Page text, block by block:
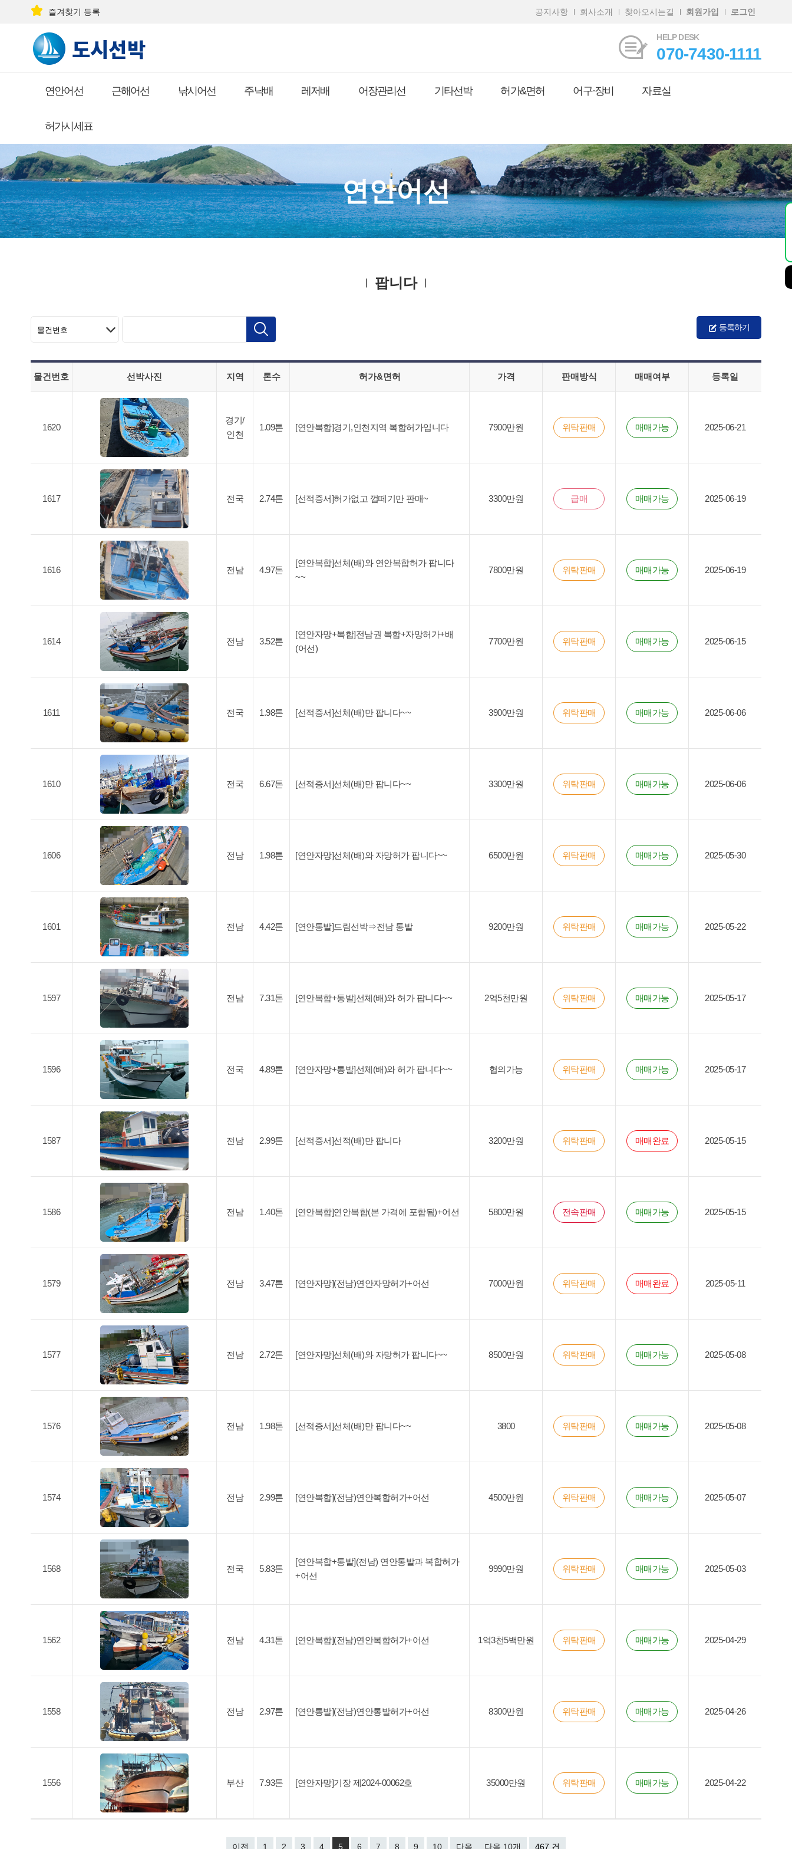
즐겨찾기 등록 공지사항 회사소개 찾아오시는길 회원가입 로그인
HELP DESK
070-7430-1111
연안어선 근해어선 낚시어선 주낙배 레저배 어장관리선 기타선박 허가&면허 어구·장비 자료실
허가시세표
연안어선
팝니다
등록하기
물건번호 선박사진 지역 톤수 허가&면허 가격 판매방식 매매여부 등록일
1620
경기/
인천
1.09톤 [연안복합]경기,인천지역 복합허가입니다 7900만원 위탁판매 매매가능 2025-06-21
1617 전국 2.74톤 [선적증서]허가없고 껍떼기만 판매~ 3300만원 급매 매매가능 2025-06-19
1616 전남 4.97톤
[연안복합]선체(배)와 연안복합허가 팝니다
~~
7800만원 위탁판매 매매가능 2025-06-19
1614 전남 3.52톤
[연안자망+복합]전남권 복합+자망허가+배
(어선)
7700만원 위탁판매 매매가능 2025-06-15
1611 전국 1.98톤 [선적증서]선체(배)만 팝니다~~ 3900만원 위탁판매 매매가능 2025-06-06
1610 전국 6.67톤 [선적증서]선체(배)만 팝니다~~ 3300만원 위탁판매 매매가능 2025-06-06
1606 전남 1.98톤 [연안자망]선체(배)와 자망허가 팝니다~~ 6500만원 위탁판매 매매가능 2025-05-30
1601 전남 4.42톤 [연안통발]드림선박⇒전남 통발 9200만원 위탁판매 매매가능 2025-05-22
1597 전남 7.31톤 [연안복합+통발]선체(배)와 허가 팝니다~~ 2억5천만원 위탁판매 매매가능 2025-05-17
1596 전국 4.89톤 [연안자망+통발]선체(배)와 허가 팝니다~~ 협의가능 위탁판매 매매가능 2025-05-17
1587 전남 2.99톤 [선적증서]선적(배)만 팝니다 3200만원 위탁판매 매매완료 2025-05-15
1586 전남 1.40톤 [연안복합]연안복합(본 가격에 포함됨)+어선 5800만원 전속판매 매매가능 2025-05-15
1579 전남 3.47톤 [연안자망](전남)연안자망허가+어선 7000만원 위탁판매 매매완료 2025-05-11
1577 전남 2.72톤 [연안자망]선체(배)와 자망허가 팝니다~~ 8500만원 위탁판매 매매가능 2025-05-08
1576 전남 1.98톤 [선적증서]선체(배)만 팝니다~~ 3800 위탁판매 매매가능 2025-05-08
1574 전남 2.99톤 [연안복합](전남)연안복합허가+어선 4500만원 위탁판매 매매가능 2025-05-07
1568 전국 5.83톤
[연안복합+통발](전남) 연안통발과 복합허가
+어선
9990만원 위탁판매 매매가능 2025-05-03
1562 전남 4.31톤 [연안복합](전남)연안복합허가+어선 1억3천5백만원 위탁판매 매매가능 2025-04-29
1558 전남 2.97톤 [연안통발](전남)연안통발허가+어선 8300만원 위탁판매 매매가능 2025-04-26
1556 부산 7.93톤 [연안자망]기장 제2024-00062호 35000만원 위탁판매 매매가능 2025-04-22
이전 1 2 3 4 5 6 7 8 9 10 다음 다음 10개 467 건